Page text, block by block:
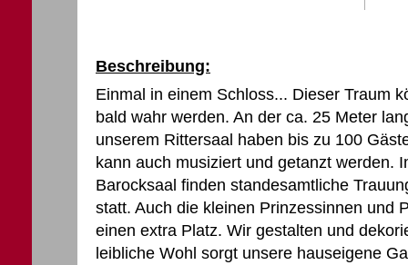
Beschreibung:
Einmal in einem Schloss... Dieser Traum
bald wahr werden. An der ca. 25 Meter
unserem Rittersaal haben bis zu 100
kann auch musiziert und getanzt werden.
Barocksaal finden standesamtliche
statt. Auch die kleinen Prinzessinnen und
einen extra Platz. Wir gestalten und
leibliche Wohl sorgt unsere hauseigene